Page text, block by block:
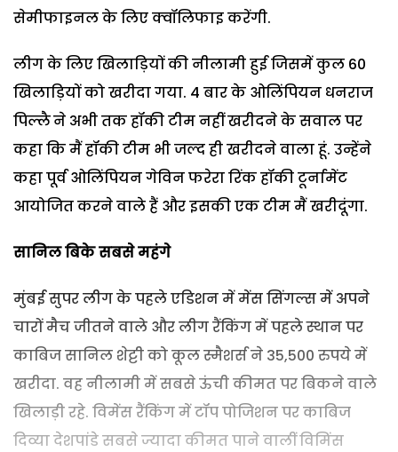
सेमीफाइनल के लिए क्वॉलिफाइ करेंगी.
लीग के लिए खिलाड़ियों की नीलामी हुई जिसमें कुल 60
खिलाड़ियों को खरीदा गया. 4 बार के ओलिंपियन धनराज
पिल्लै ने अभी तक हॉकी टीम नहीं खरीदने के सवाल पर
कहा कि मैं हॉकी टीम भी जल्द ही खरीदने वाला हूं. उन्हेंने
कहा पूर्व ओलिंपियन गेविन फरेरा रिंक हॉकी टूर्नामेंट
आयोजित करने वाले हैं और इसकी एक टीम मैं खरीदूंगा.
सानिल बिके सबसे महंगे
मुंबई सुपर लीग के पहले एडिशन में मेंस सिंगल्स में अपने
चारों मैच जीतने वाले और लीग रैंकिंग में पहले स्थान पर
काबिज सानिल शेट्टी को कूल स्मैशर्स ने 35,500 रुपये में
खरीदा. वह नीलामी में सबसे ऊंची कीमत पर बिकने वाले
खिलाड़ी रहे. विमेंस रैंकिंग में टॉप पोजिशन पर काबिज
दिव्या देशपांडे सबसे ज्यादा कीमत पाने वालीं विमिंस